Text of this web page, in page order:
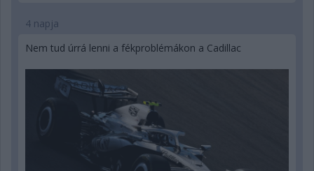
4 napja
Nem tud úrrá lenni a fékproblémákon a Cadillac